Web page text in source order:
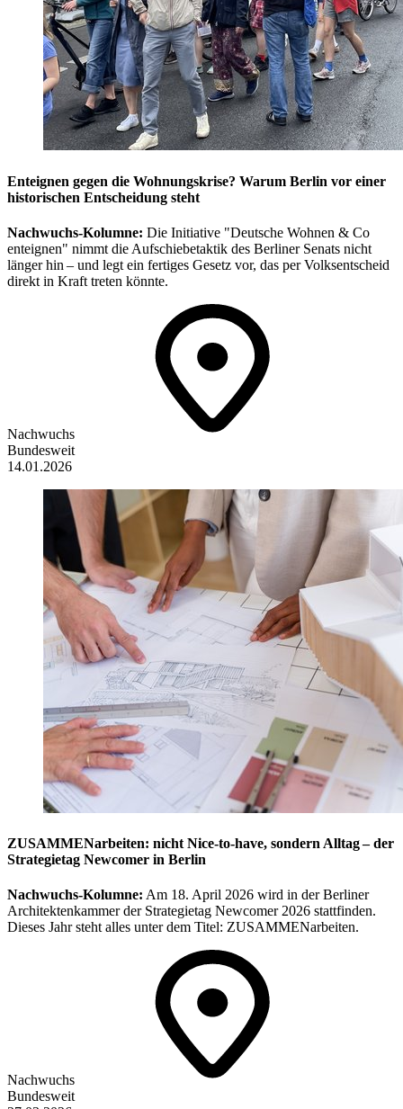
Enteignen gegen die Wohnungskrise? Warum Berlin vor einer
historischen Entscheidung steht
Nachwuchs-Kolumne: Die Initiative "Deutsche Wohnen & Co
enteignen" nimmt die Aufschiebetaktik des Berliner Senats nicht
länger hin – und legt ein fertiges Gesetz vor, das per Volksentscheid
direkt in Kraft treten könnte.
Nachwuchs
Bundesweit
14.01.2026
ZUSAMMENarbeiten: nicht Nice-to-have, sondern Alltag – der
Strategietag Newcomer in Berlin
Nachwuchs-Kolumne: Am 18. April 2026 wird in der Berliner
Architektenkammer der Strategietag Newcomer 2026 stattfinden.
Dieses Jahr steht alles unter dem Titel: ZUSAMMENarbeiten.
Nachwuchs
Bundesweit